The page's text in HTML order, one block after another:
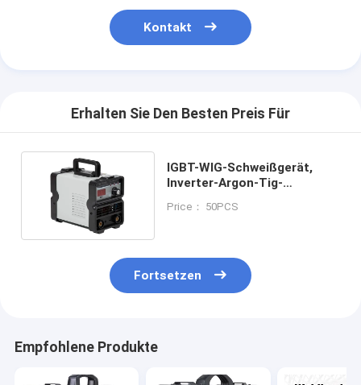
Kontakt
Erhalten Sie Den Besten Preis Für
IGBT-WIG-Schweißgerät,
Inverter-Argon-Tig-
Price： 50PCS
Fortsetzen
Empfohlene Produkte